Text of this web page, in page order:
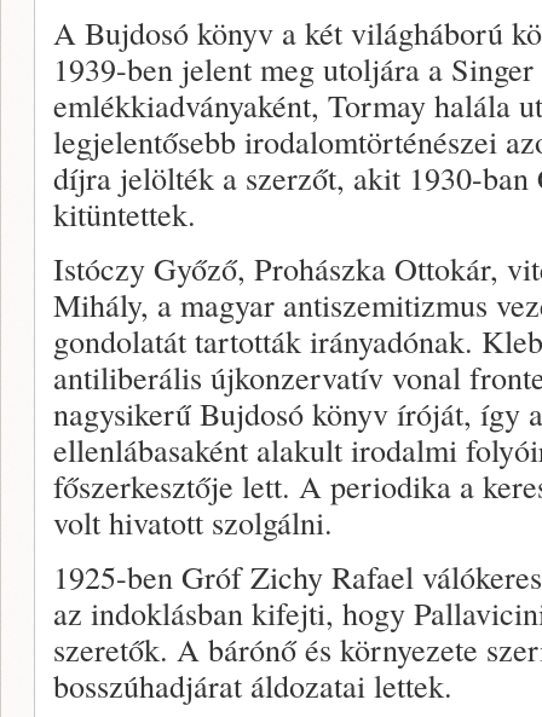
A Bujdosó könyv a két világháború
1939-ben jelent meg utoljára a
emlékkiadványaként, Tormay halála
legjelentősebb irodalomtörténészei
díjra jelölték a szerzőt, akit 1930-
kitüntettek.
Istóczy Győző, Prohászka Ottokár,
Mihály, a magyar antiszemitizmus
gondolatát tartották irányadónak.
antiliberális újkonzervatív vonal
nagysikerű Bujdosó könyv íróját, így
ellenlábasaként alakult irodalmi
főszerkesztője lett. A periodika a
volt hivatott szolgálni.
1925-ben Gróf Zichy Rafael
az indoklásban kifejti, hogy
szeretők. A bárónő és környezete
bosszúhadjárat áldozatai lettek.